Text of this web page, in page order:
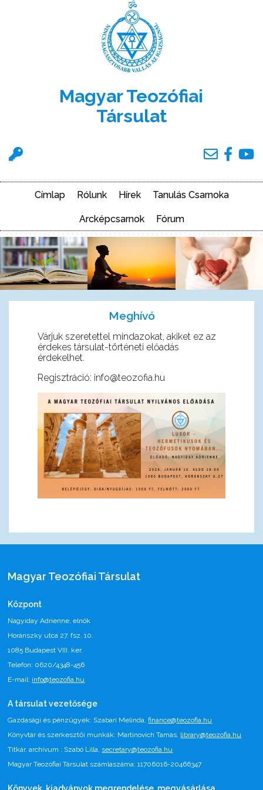
Felhasználói
Magyar Teozófiai
Társulat
Címlap Rólunk Hírek Tanulás Csarnoka
Arcképcsarnok Fórum
Meghívó
Várjuk szeretettel mindazokat, akiket ez az
érdekes társulat-történeti előadás
érdekelhet.
Regisztráció: info@teozofia.hu
Magyar Teozófiai Társulat
Központ
Nagyiday Adrienne, elnök
Horánszky utca 27. fsz. 10.
1085 Budapest VIII. ker.
Telefon: 0620/4348-456
E-mail: info@teozofia.hu
A társulat vezetősége
Gazdasági és pénzügyek: Szabari Melinda,finance@teozofia.hu
Könyvtár és szerkesztői munkák: Martinovich Tamás, library@teozofia.hu
Titkár, archívum : Szabó Lilla, secretary@teozofia.hu
Magyar Teozófiai Társulat számlaszáma: 11706016-20466347
Könyvek, kiadványok megrendelése, megvásárlása